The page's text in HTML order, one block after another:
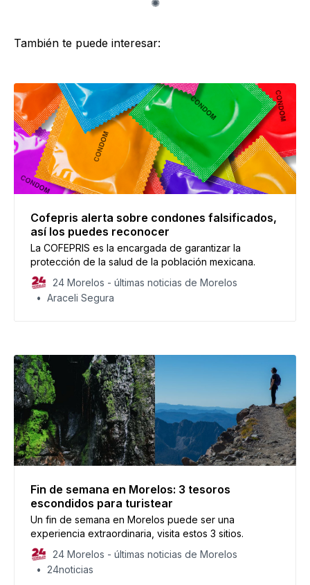
También te puede interesar:
Cofepris alerta sobre condones falsificados,
así los puedes reconocer
La COFEPRIS es la encargada de garantizar la
protección de la salud de la población mexicana.
24 Morelos - últimas noticias de Morelos
Araceli Segura
Fin de semana en Morelos: 3 tesoros
escondidos para turistear
Un fin de semana en Morelos puede ser una
experiencia extraordinaria, visita estos 3 sitios.
24 Morelos - últimas noticias de Morelos
24noticias